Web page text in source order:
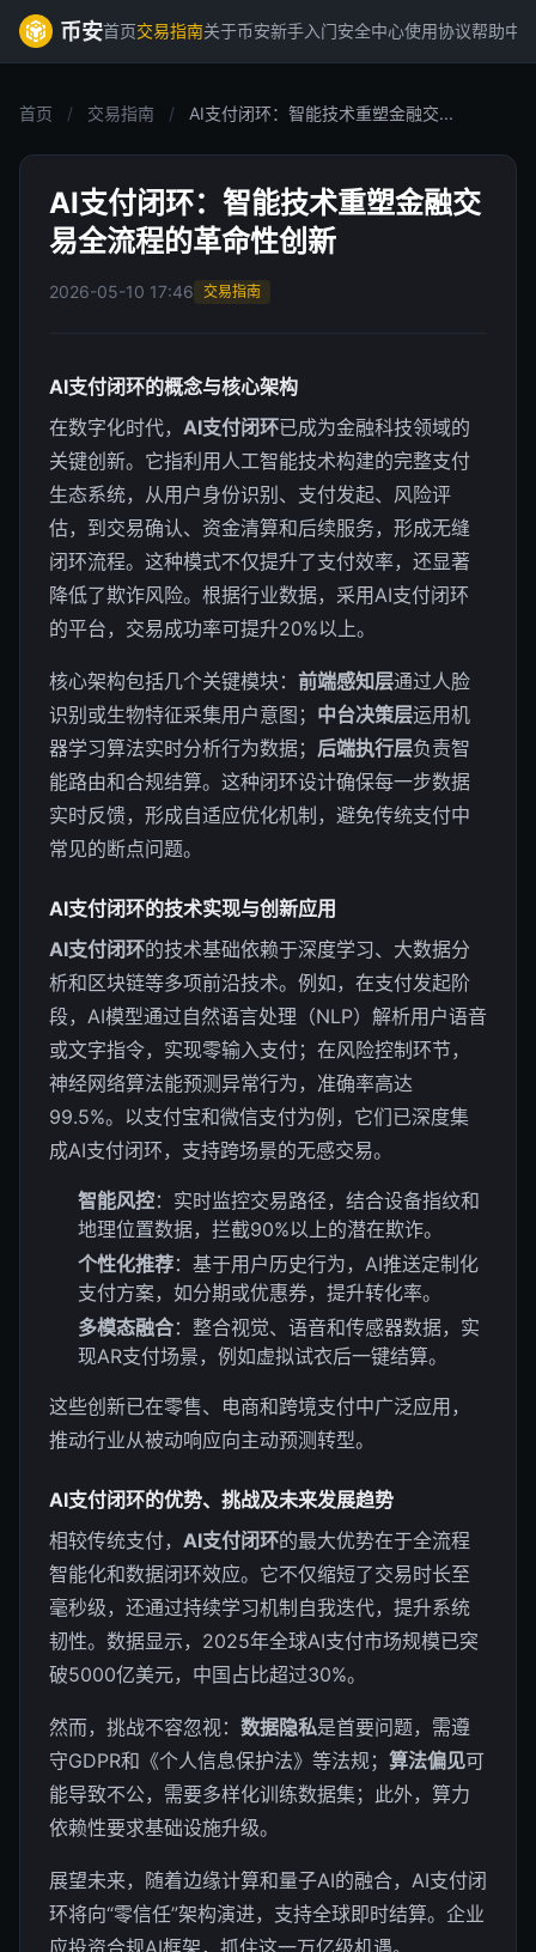
币安首页交易指南关于币安新手入门安全中心使用协议帮助中
首页 / 交易指南 / AI支付闭环：智能技术重塑金融交...
AI支付闭环：智能技术重塑金融交
易全流程的革命性创新
2026-05-10 17:46 交易指南
AI支付闭环的概念与核心架构
在数字化时代， AI支付闭环已成为金融科技领域的
关键创新。它指利用人工智能技术构建的完整支付
生态系统，从用户身份识别、支付发起、风险评
估，到交易确认、资金清算和后续服务，形成无缝
闭环流程。这种模式不仅提升了支付效率，还显著
降低了欺诈风险。根据行业数据，采用AI支付闭环
的平台，交易成功率可提升20%以上。
核心架构包括几个关键模块： 前端感知层通过人脸
识别或生物特征采集用户意图； 中台决策层运用机
器学习算法实时分析行为数据； 后端执行层负责智
能路由和合规结算。这种闭环设计确保每一步数据
实时反馈，形成自适应优化机制，避免传统支付中
常见的断点问题。
AI支付闭环的技术实现与创新应用
AI支付闭环的技术基础依赖于深度学习、大数据分
析和区块链等多项前沿技术。例如，在支付发起阶
段，AI模型通过自然语言处理（NLP）解析用户语音
或文字指令，实现零输入支付；在风险控制环节，
神经网络算法能预测异常行为，准确率高达
99.5%。以支付宝和微信支付为例，它们已深度集
成AI支付闭环，支持跨场景的无感交易。
智能风控：实时监控交易路径，结合设备指纹和
地理位置数据，拦截90%以上的潜在欺诈。
个性化推荐：基于用户历史行为，AI推送定制化
支付方案，如分期或优惠券，提升转化率。
多模态融合：整合视觉、语音和传感器数据，实
现AR支付场景，例如虚拟试衣后一键结算。
这些创新已在零售、电商和跨境支付中广泛应用，
推动行业从被动响应向主动预测转型。
AI支付闭环的优势、挑战及未来发展趋势
相较传统支付， AI支付闭环的最大优势在于全流程
智能化和数据闭环效应。它不仅缩短了交易时长至
毫秒级，还通过持续学习机制自我迭代，提升系统
韧性。数据显示，2025年全球AI支付市场规模已突
破5000亿美元，中国占比超过30%。
然而，挑战不容忽视： 数据隐私是首要问题，需遵
守GDPR和《个人信息保护法》等法规； 算法偏见可
能导致不公，需要多样化训练数据集；此外，算力
依赖性要求基础设施升级。
展望未来，随着边缘计算和量子AI的融合，AI支付闭
环将向“零信任”架构演进，支持全球即时结算。企业
应投资合规AI框架，抓住这一万亿级机遇。